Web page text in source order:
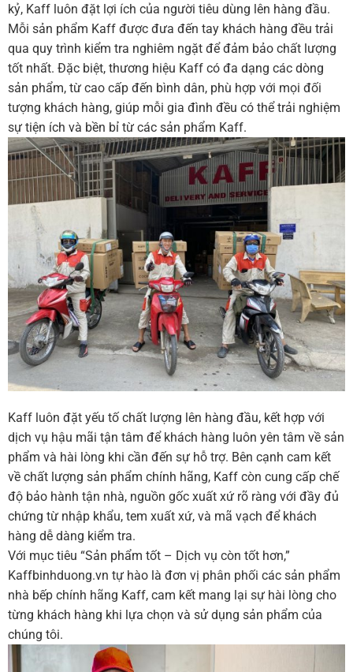
kỷ, Kaff luôn đặt lợi ích của người tiêu dùng lên hàng đầu.
Mỗi sản phẩm Kaff được đưa đến tay khách hàng đều trải
qua quy trình kiểm tra nghiêm ngặt để đảm bảo chất lượng
tốt nhất. Đặc biệt, thương hiệu Kaff có đa dạng các dòng
sản phẩm, từ cao cấp đến bình dân, phù hợp với mọi đối
tượng khách hàng, giúp mỗi gia đình đều có thể trải nghiệm
sự tiện ích và bền bỉ từ các sản phẩm Kaff.
Kaff luôn đặt yếu tố chất lượng lên hàng đầu, kết hợp với
dịch vụ hậu mãi tận tâm để khách hàng luôn yên tâm về sản
phẩm và hài lòng khi cần đến sự hỗ trợ. Bên cạnh cam kết
về chất lượng sản phẩm chính hãng, Kaff còn cung cấp chế
độ bảo hành tận nhà, nguồn gốc xuất xứ rõ ràng với đầy đủ
chứng từ nhập khẩu, tem xuất xứ, và mã vạch để khách
hàng dễ dàng kiểm tra.
Với mục tiêu “Sản phẩm tốt – Dịch vụ còn tốt hơn,”
Kaffbinhduong.vn tự hào là đơn vị phân phối các sản phẩm
nhà bếp chính hãng Kaff, cam kết mang lại sự hài lòng cho
từng khách hàng khi lựa chọn và sử dụng sản phẩm của
chúng tôi.